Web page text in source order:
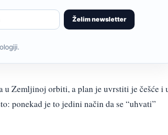
Želim newsletter
Zemljinoj orbiti, a plan je uvrstiti je češće i
ponekad je to jedini način da se “uhvati”